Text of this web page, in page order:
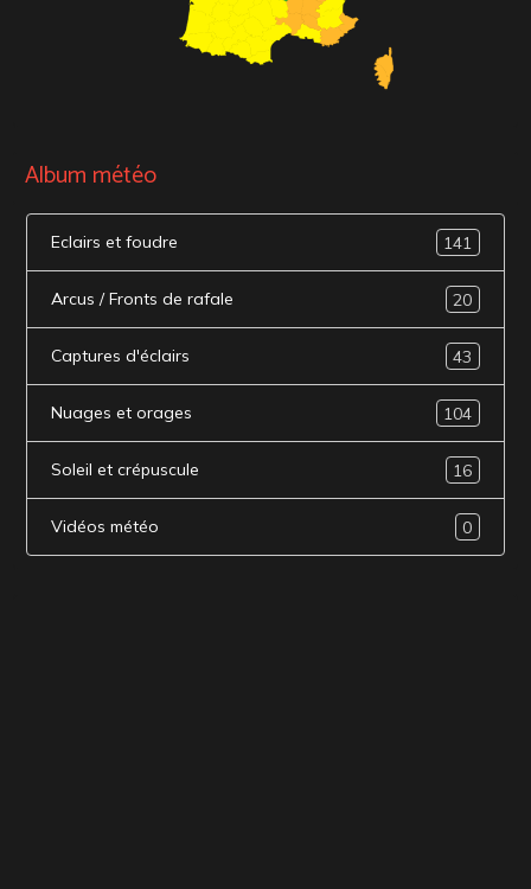
Album météo
Eclairs et foudre 141
Arcus / Fronts de rafale 20
Captures d'éclairs 43
Nuages et orages 104
Soleil et crépuscule 16
Vidéos météo 0